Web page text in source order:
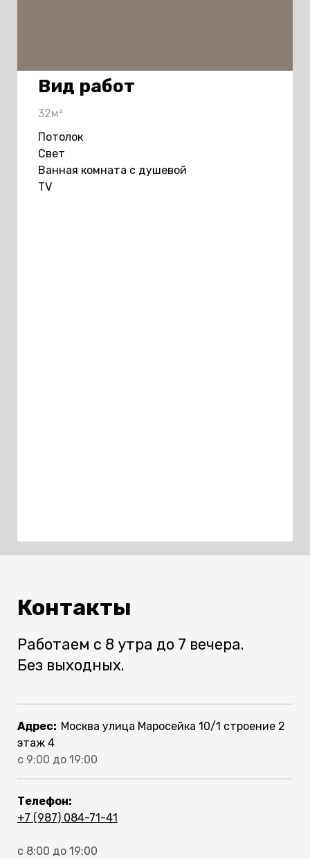
Вид работ
32м²
Потолок
Свет
Ванная комната с душевой
TV
Контакты
Работаем с 8 утра до 7 вечера.
Без выходных.
Адрес: Москва улица Маросейка 10/1 строение 2
этаж 4
с 9:00 до 19:00
Телефон:
+7 (987) 084-71-41
с 8:00 до 19:00